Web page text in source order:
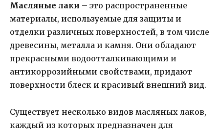
Масляные лаки – это распространенные
материалы, используемые для защиты и
отделки различных поверхностей, в том числе
древесины, металла и камня. Они обладают
прекрасными водоотталкивающими и
антикоррозийными свойствами, придают
поверхности блеск и красивый внешний вид.
Существует несколько видов масляных лаков,
каждый из которых предназначен для